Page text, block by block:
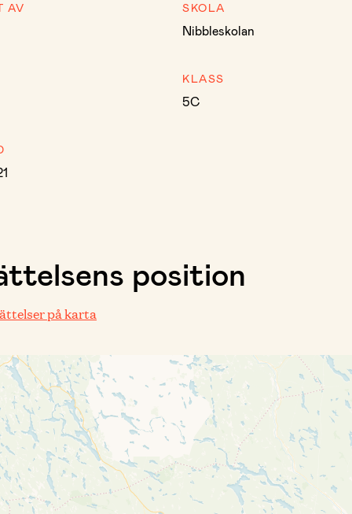
AV SKOLA
Nibbleskolan
KLASS
5C
position
på karta